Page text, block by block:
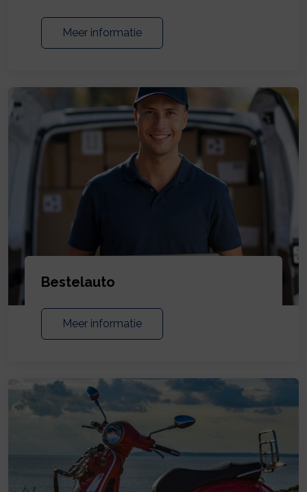
Meer informatie
Bestelauto
Meer informatie